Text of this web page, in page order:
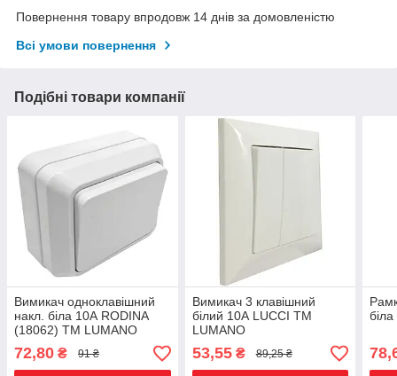
Повернення товару впродовж 14 днів за домовленістю
Всі умови повернення
Подібні товари компанії
Вимикач одноклавішний
накл. біла 10А RODINA
(18062) ТМ LUMANO
72,80 ₴ 91 ₴
Вимикач 3 клавішний
білий 10А LUCCI ТМ
LUMANO
53,55₴ 89,25 ₴